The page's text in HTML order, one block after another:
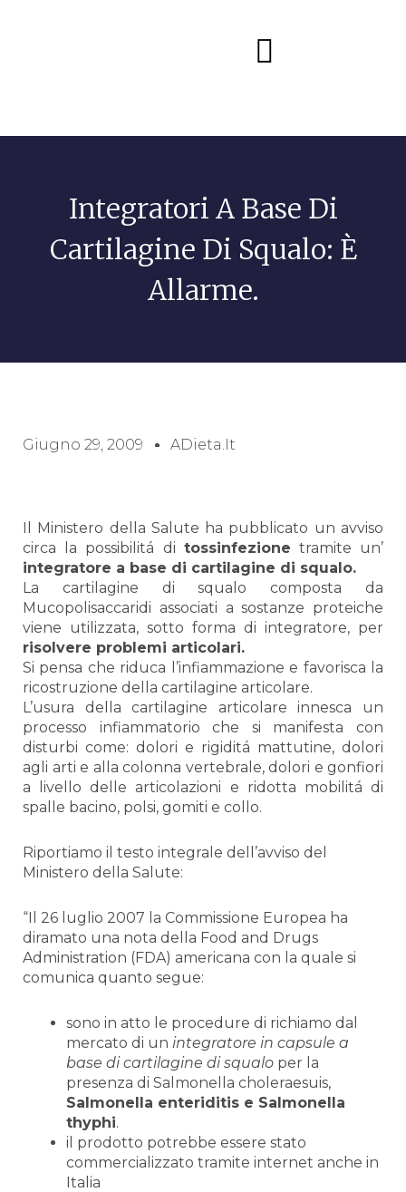
Integratori A Base Di
Cartilagine Di Squalo: È
Allarme.
Giugno 29, 2009 ADieta.it
Il Ministero della Salute ha pubblicato un avviso
circa la possibilitá di tossinfezione tramite un’
integratore a base di cartilagine di squalo.
La cartilagine di squalo composta da
Mucopolisaccaridi associati a sostanze proteiche
viene utilizzata, sotto forma di integratore, per
risolvere problemi articolari.
Si pensa che riduca l’infiammazione e favorisca la
ricostruzione della cartilagine articolare.
L’usura della cartilagine articolare innesca un
processo infiammatorio che si manifesta con
disturbi come: dolori e rigiditá mattutine, dolori
agli arti e alla colonna vertebrale, dolori e gonfiori
a livello delle articolazioni e ridotta mobilitá di
spalle bacino, polsi, gomiti e collo.
Riportiamo il testo integrale dell’avviso del
Ministero della Salute:
“Il 26 luglio 2007 la Commissione Europea ha
diramato una nota della Food and Drugs
Administration (FDA) americana con la quale si
comunica quanto segue:
sono in atto le procedure di richiamo dal
mercato di un integratore in capsule a
base di cartilagine di squalo per la
presenza di Salmonella choleraesuis,
Salmonella enteriditis e Salmonella
thyphi.
il prodotto potrebbe essere stato
commercializzato tramite internet anche in
Italia